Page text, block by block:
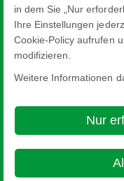
Adressen weltweit
Head Office - 3-5-27 Mita
in dem Sie „Nur
Ihre Einstellungen
Cookie-Policy aufrufen
modifizieren.
Weitere Informationen
Nur